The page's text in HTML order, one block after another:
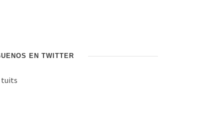
EN TWITTER
tuits